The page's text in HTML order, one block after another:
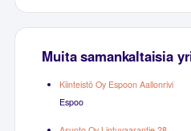
Muita samankaltaisia
Kiinteistö Oy Espoon Aallonrivi
Espoo